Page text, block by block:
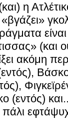
η
(και
ακόμη
(εντός)
πάλι